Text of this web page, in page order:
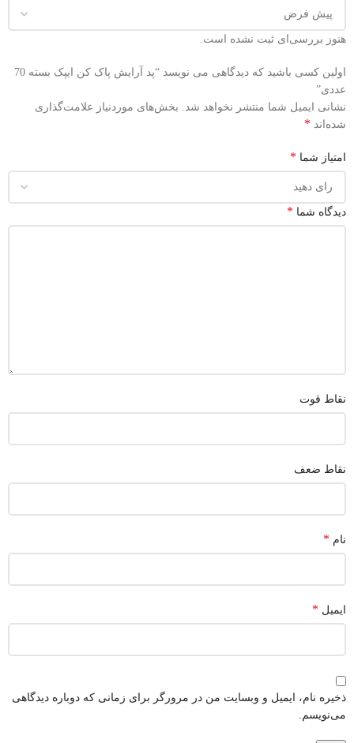
هنوز بررسی‌ای ثبت نشده است.
اولین کسی باشید که دیدگاهی می نویسد “پد آرایش پاک کن ایپک بسته 70
عددی”
نشانی ایمیل شما منتشر نخواهد شد.
بخش‌های موردنیاز علامت‌گذاری
شده‌اند *
امتیاز شما *
دیدگاه شما *
نقاط قوت
نقاط ضعف
نام *
ایمیل *
ذخیره نام، ایمیل و وبسایت من در مرورگر برای زمانی که دوباره دیدگاهی
می‌نویسم.